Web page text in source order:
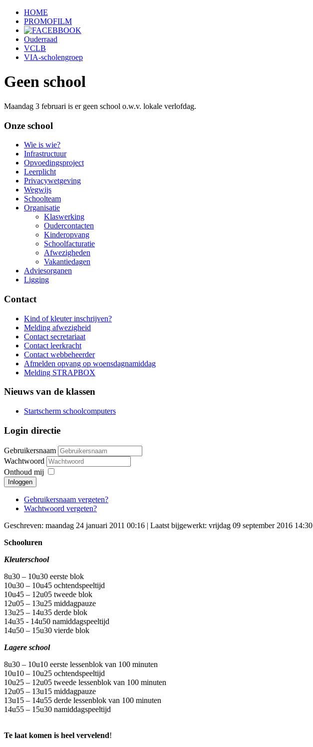
HOME
PROMOFILM
Ouderraad
VCLB
VIA-scholengroep
Geen school
Maandag 3 februari is er geen school o.w.v. lokale verlofdag.
Onze school
Wie is wie?
Infrastructuur
Opvoedingsproject
Leerplicht
Privacywetgeving
Wegwijs
Schoolteam
Organisatie
Klaswerking
Oudercontacten
Kinderopvang
Schoolfacturatie
Afwezigheden
Vakantiedagen
Adviesorganen
Ligging
Contact
Kind of kleuter inschrijven?
Melding afwezigheid
Contact secretariaat
Contact leerkracht
Contact webbeheerder
Afmelden opvang op woensdagnamiddag
Melding STRAPBOX
Nieuws van de klassen
Startscherm schoolcomputers
Login directie
Gebruikersnaam
Wachtwoord
Onthoud mij
Inloggen
Gebruikersnaam vergeten?
Wachtwoord vergeten?
Geschreven: maandag 24 januari 2011 00:16 | Laatst bijgewerkt: vrijdag 09 september 2016 14:30
Schooluren
Kleuterschool
8u30 – 10u30 eerste blok
10u30 – 10u45 ochtendspeeltijd
10u45 – 12u05 tweede blok
12u05 – 13u25 middagpauze
13u25 – 14u35 derde blok
14u35 - 14u50 namiddagspeeltijd
14u50 – 15u30 vierde blok
Lagere school
8u30 – 10u10 eerste lessenblok van 100 minuten
10u10 – 10u25 ochtendspeeltijd
10u25 – 12u05 tweede lessenblok van 100 minuten
12u05 – 13u15 middagpauze
13u15 – 14u55 derde lessenblok van 100 minuten
14u55 – 15u30 namiddagspeeltijd
Te laat komen is heel vervelend!